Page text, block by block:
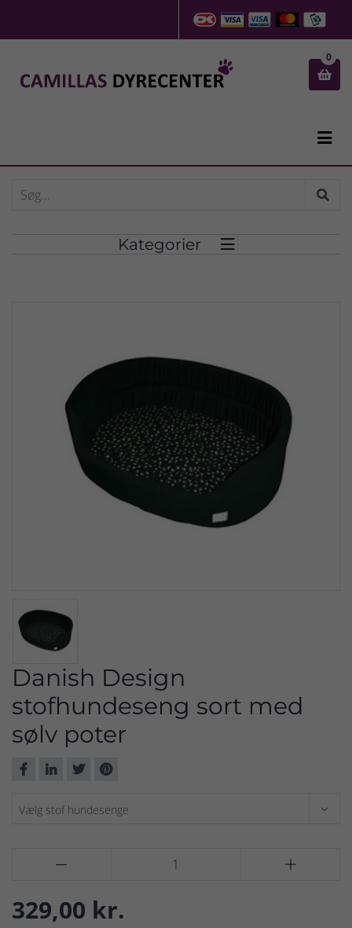

0

Kategorier 
Danish Design
stofhundeseng sort med
sølv poter
 
329,00 kr.